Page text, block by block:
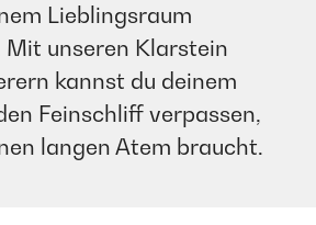
Lieblingsraum
Mit unseren Klarstein
kannst du deinem
Feinschliff verpassen,
langen Atem braucht.​